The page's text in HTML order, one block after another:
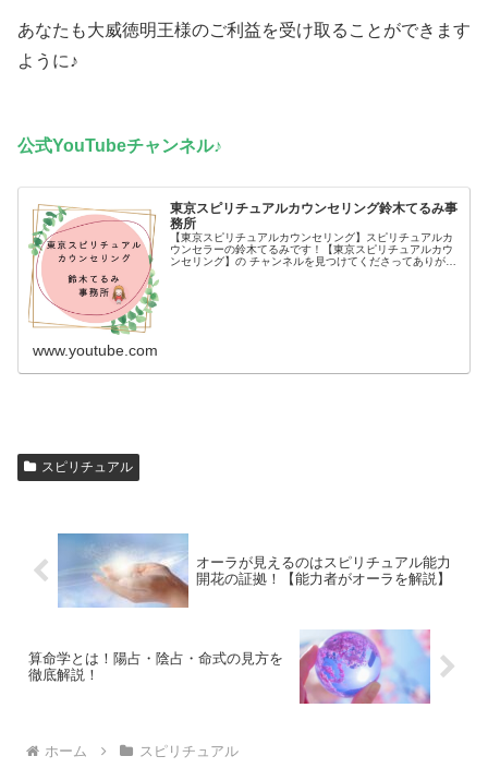
あなたも大威徳明王様のご利益を受け取ることができます
ように♪
公式YouTubeチャンネル♪
東京スピリチュアルカウンセリング鈴木てるみ事
務所
【東京スピリチュアルカウンセリング】スピリチュアルカ
ウンセラーの鈴木てるみです！【東京スピリチュアルカウ
ンセリング】の チャンネルを見つけてくださってありがと
www.youtube.com
スピリチュアル
オーラが見えるのはスピリチュアル能力
開花の証拠！【能力者がオーラを解説】
算命学とは！陽占・陰占・命式の見方を
徹底解説！
ホーム スピリチュアル